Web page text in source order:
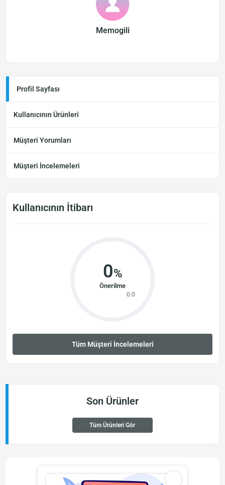
Memogili
Profil Sayfası
Kullanıcının Ürünleri
Müşteri Yorumları
Müşteri İncelemeleri
Kullanıcının İtibarı
0%
Önerilme
0.0
Tüm Müşteri İncelemeleri
Son Ürünler
Tüm Ürünleri Gör